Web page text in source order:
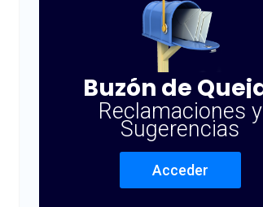
Buzón de
Reclamaciones y
Sugerencias
Acceder